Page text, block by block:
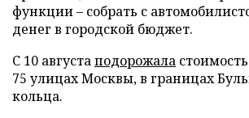
функции – собрать с
денег в городской бюджет.
С 10 августаподорожала
75 улицах Москвы, в границах
кольца.